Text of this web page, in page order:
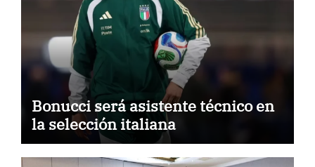
Bonucci será asistente técnico en
la selección italiana